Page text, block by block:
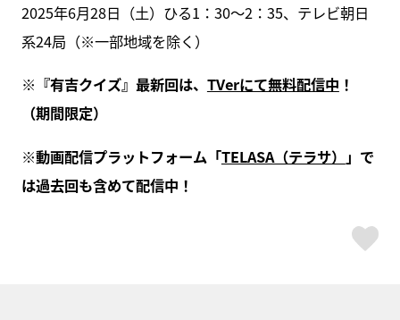
2025年6月28日（土）ひる1：30～2：35、テレビ朝日
系24局（※一部地域を除く）
※『有吉クイズ』最新回は、 TVerにて無料配信中 ！
（期間限定）
※動画配信プラットフォーム「TELASA（テラサ） 」で
は過去回も含めて配信中！